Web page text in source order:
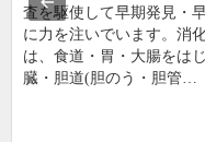
査を駆使して早期発見・
に力を注いでいます。消
は、食道・胃・大腸をは
臓・胆道(胆のう・胆管…